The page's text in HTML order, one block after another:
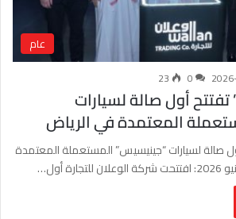
عام
0
23
تفتتح أول صالة لسيارات
المعتمدة في الرياض
صالة لسيارات “جينيسيس” المستعملة المعتمدة